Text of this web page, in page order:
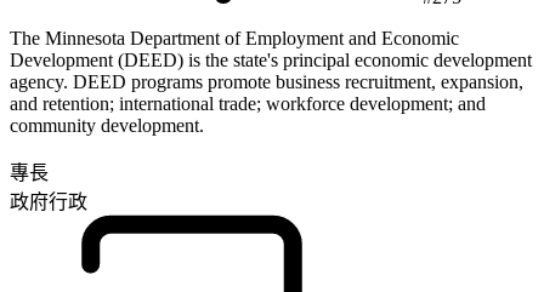
The Minnesota Department of Employment and Economic
Development (DEED) is the state's principal economic development
agency. DEED programs promote business recruitment, expansion,
and retention; international trade; workforce development; and
community development.
專長
政府行政